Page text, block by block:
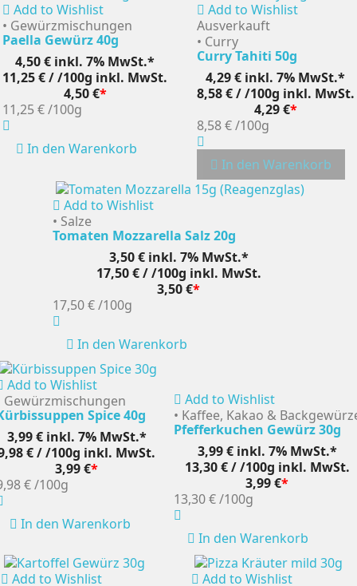
Add to Wishlist
• Gewürzmischungen
Paella Gewürz 40g
4,50 € inkl. 7% MwSt.*
11,25 € / /100g inkl. MwSt.
4,50 €*
11,25 €/100g
In den Warenkorb
Add to Wishlist
Ausverkauft
• Curry
Curry Tahiti 50g
4,29 € inkl. 7% MwSt.*
8,58 € / /100g inkl. MwSt.
4,29 €*
8,58 €/100g
In den Warenkorb
Add to Wishlist
• Salze
Tomaten Mozzarella Salz 20g
3,50 € inkl. 7% MwSt.*
17,50 € / /100g inkl. MwSt.
3,50 €*
17,50 €/100g
In den Warenkorb
Add to Wishlist
Gewürzmischungen
Spice 40g
3,99 € inkl. 7% MwSt.*
€ / /100g inkl. MwSt.
3,99 €*
€/100g
In den Warenkorb
Add to Wishlist
• Kaffee, Kakao &
Pfefferkuchen Gewürz 30g
3,99 € inkl. 7% MwSt.*
13,30 € / /100g inkl. MwSt.
3,99 €*
13,30 €/100g
In den Warenkorb
Add to Wishlist
Add to Wishlist